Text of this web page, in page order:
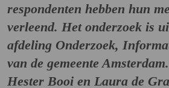
respondenten hebben hun
verleend. Het onderzoek is
afdeling Onderzoek,
van de gemeente
Hester Booi en Laura de